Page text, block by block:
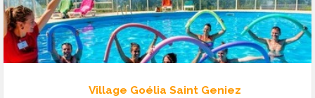
Village Goélia Saint Geniez